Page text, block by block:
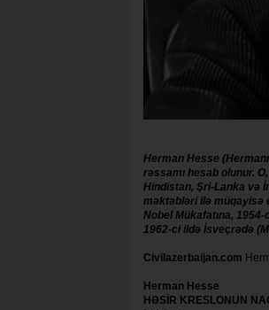
Herman Hesse
rəssamı hesab olunur.
Hindistan, Şri-Lanka və
məktəbləri ilə müqayisə
Nobel Mükafatına,
1962-ci ildə İsveçrədə
Civilazerbaijan.com
Herman Hesse
HƏSİR KRESLONUN